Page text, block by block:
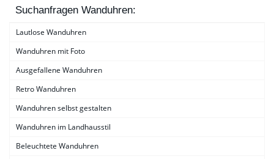
Suchanfragen Wanduhren:
Lautlose Wanduhren
Wanduhren mit Foto
Ausgefallene Wanduhren
Retro Wanduhren
Wanduhren selbst gestalten
Wanduhren im Landhausstil
Beleuchtete Wanduhren